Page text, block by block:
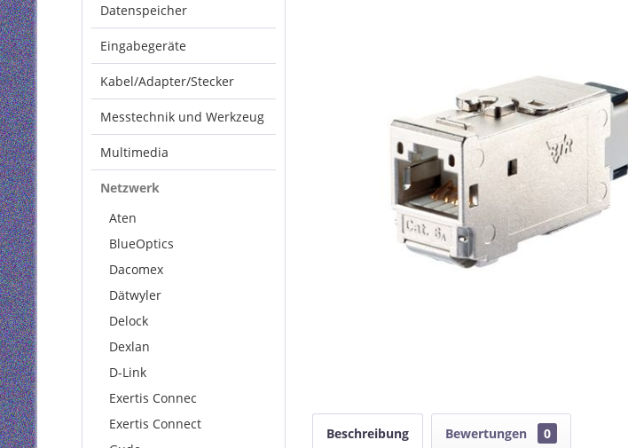
Datenspeicher
Eingabegeräte
Kabel/Adapter/Stecker
Messtechnik und Werkzeug
Multimedia
Netzwerk
Aten
BlueOptics
Dacomex
Dätwyler
Delock
Dexlan
D-Link
Exertis Connec
Exertis Connect
Beschreibung Bewertungen 0